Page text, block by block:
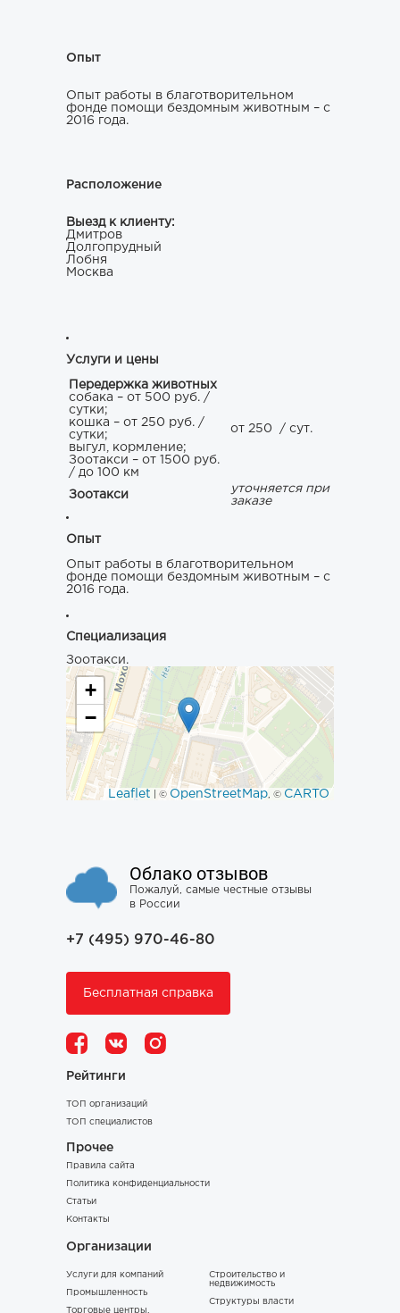
Опыт
Опыт работы в благотворительном
фонде помощи бездомным животным – с
2016 года.
Расположение
Выезд к клиенту:
Дмитров
Долгопрудный
Лобня
Москва
Услуги и цены
Передержка животных
собака – от 500 руб. /
сутки;
кошка – от 250 руб. /
сутки;
выгул, кормление;
Зоотакси – от 1500 руб.
/ до 100 км
от 250 / сут.
Зоотакси
уточняется при
заказе
Опыт
Опыт работы в благотворительном
фонде помощи бездомным животным – с
2016 года.
Специализация
Зоотакси.
+
−
Leaflet | © OpenStreetMap, © CARTO
Облако отзывов
Пожалуй, самые честные отзывы
в России
+7 (495) 970-46-80
Бесплатная справка
Рейтинги
ТОП организаций
ТОП специалистов
Прочее
Правила сайта
Политика конфиденциальности
Статьи
Контакты
Организации
Услуги для компаний
Промышленность
Торговые центры,
Строительство и
недвижимость
Структуры власти